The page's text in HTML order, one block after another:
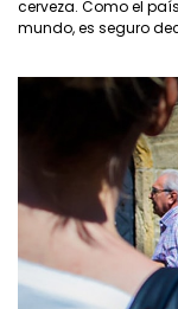
cerveza. Como el
mundo, es seguro